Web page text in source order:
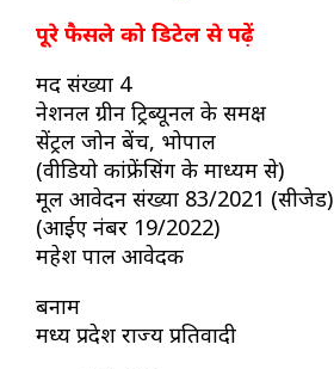
पूरे फैसले को डिटेल से पढ़ें
मद संख्या 4
नेशनल ग्रीन ट्रिब्यूनल के समक्ष
सेंट्रल जोन बेंच, भोपाल
(वीडियो कांफ्रेंसिंग के माध्यम से)
मूल आवेदन संख्या 83/2021 (सीजेड)
(आईए नंबर 19/2022)
महेश पाल आवेदक
बनाम
मध्य प्रदेश राज्य प्रतिवादी